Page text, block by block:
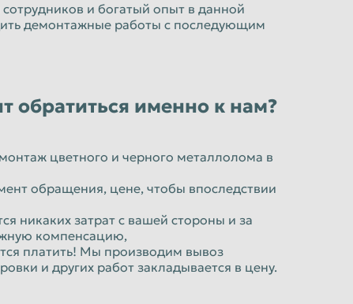
и богатый опыт в данной
демонтажные работы с последующим
обратиться именно к нам?
цветного и черного металлолома в
обращения, цене, чтобы впоследствии
никаких затрат с вашей стороны и за
компенсацию,
платить! Мы производим вывоз
и других работ закладывается в цену.